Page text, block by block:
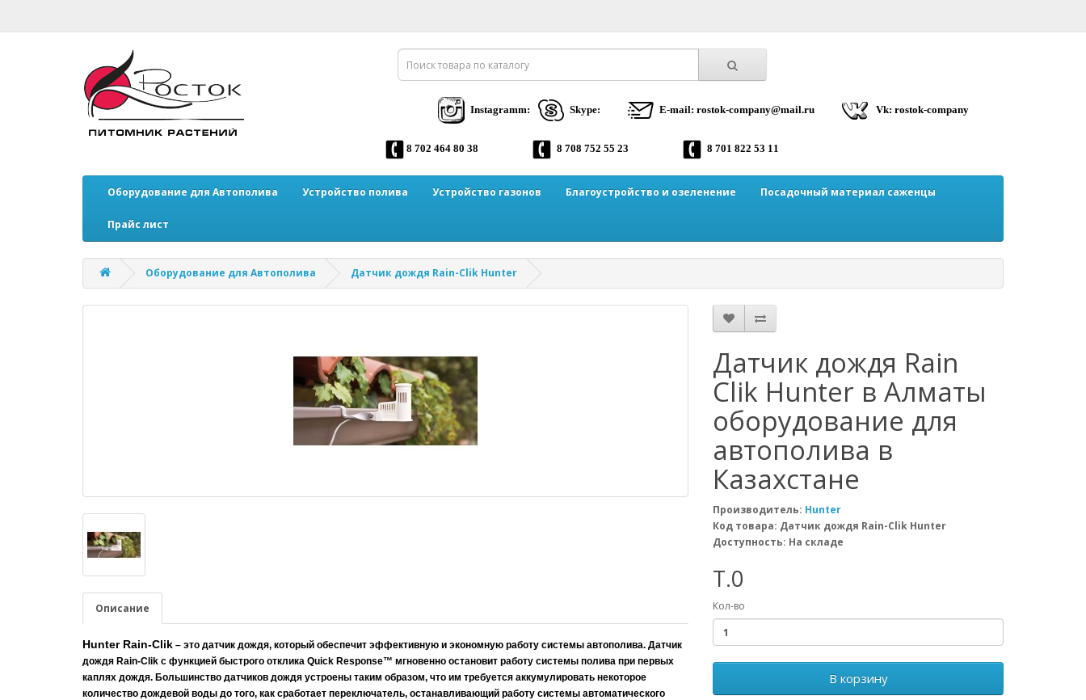
Instagramm: Skype: E-mail: rostok-company@mail.ru Vk: rostok-company
8 702 464 80 38 8 708 752 55 23 8 701 822 53 11
Оборудование для Автополива Устройство полива Устройство газонов Благоустройство и озеленение Посадочный материал саженцы
Прайс лист
Оборудование для Автополива Датчик дождя Rain-Clik Hunter
Описание
Hunter Rain-Clik – это датчик дождя, который обеспечит эффективную и экономную работу системы автополива. Датчик
дождя Rain-Clik с функцией быстрого отклика Quick Response™ мгновенно остановит работу системы полива при первых
каплях дождя. Большинство датчиков дождя устроены таким образом, что им требуется аккумулировать некоторое
количество дождевой воды до того, как сработает переключатель, останавливающий работу системы автоматического
Датчик дождя Rain
Clik Hunter в Алматы
оборудование для
автополива в
Казахстане
Производитель: Hunter
Код товара: Датчик дождя Rain-Clik Hunter
Доступность: На складе
T.0
Кол-во
В корзину